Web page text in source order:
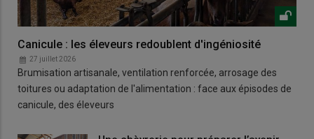
Canicule : les éleveurs redoublent d'ingéniosité
27 juillet 2026
Brumisation artisanale, ventilation renforcée, arrosage des
toitures ou adaptation de l'alimentation : face aux épisodes de
canicule, des éleveurs